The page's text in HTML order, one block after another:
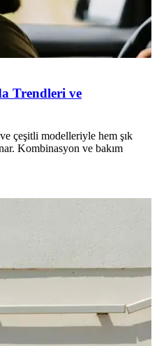
Trendleri ve
çeşitli modelleriyle hem şık
Kombinasyon ve bakım